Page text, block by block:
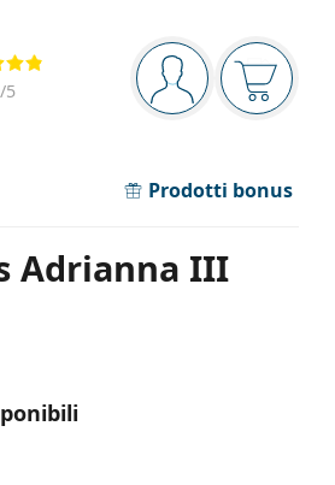
Barra di navigazione
sei connesso
Il
/5
Prodotti bonus
Adrianna III